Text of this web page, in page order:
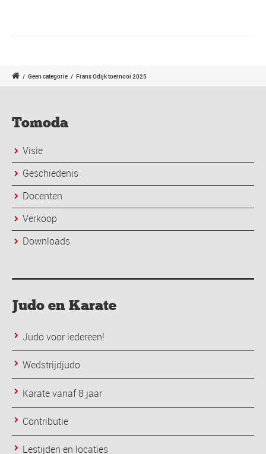
/ Geen categorie / Frans Odijk toernooi 2025
Tomoda
Visie
Geschiedenis
Docenten
Verkoop
Downloads
Judo en Karate
Judo voor iedereen!
Wedstrijdjudo
Karate vanaf 8 jaar
Contributie
Lestijden en locaties